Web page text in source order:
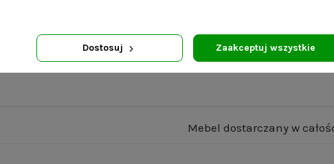
z nami i wybierz dowolne wymiary.
Mebel dostarczany w
Dostosuj Zaakceptuj wszystkie